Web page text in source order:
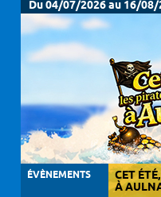
Du 04/07/2026 au 16/
ÉVÈNEMENTS CET
À